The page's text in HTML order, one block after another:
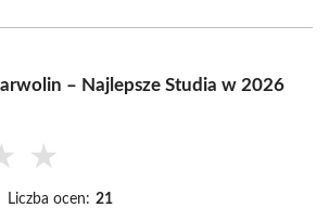
– Najlepsze Studia w 2026
★
Liczba ocen: 21